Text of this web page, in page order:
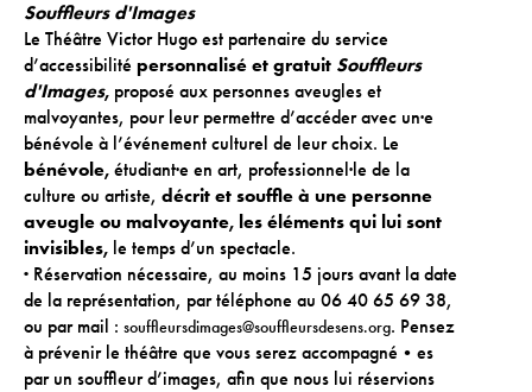
CINÉMA
Programmation
INFOS+
Tarifs
Réservation
Contacts / Accès
Téléchargements
Lettre d'info
Souffleurs d'Images
Le Théâtre Victor Hugo est partenaire du service
d’accessibilité personnalisé et gratuit Souffleurs
d'Images, proposé aux personnes aveugles et
malvoyantes, pour leur permettre d’accéder avec un·e
bénévole à l’événement culturel de leur choix. Le
bénévole, étudiant·e en art, professionnel·le de la
culture ou artiste, décrit et souffle à une personne
aveugle ou malvoyante, les éléments qui lui sont
invisibles, le temps d’un spectacle.
· Réservation nécessaire, au moins 15 jours avant la date
de la représentation, par téléphone au 06 40 65 69 38,
ou par mail : souffleursdimages@souffleursdesens.org. Pensez
à prévenir le théâtre que vous serez accompagné•es
par un souffleur d’images, afin que nous lui réservions